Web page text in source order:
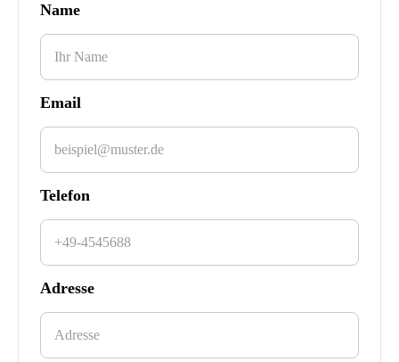
Name
Email
Telefon
Adresse